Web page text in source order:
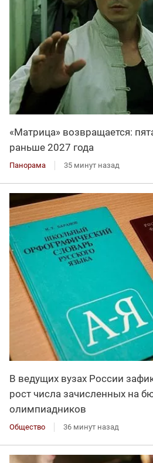
«Матрица» возвращается:
раньше 2027 года
Панорама 35 минут назад
В ведущих вузах России
рост числа зачисленных на
олимпиадников
Общество 36 минут назад